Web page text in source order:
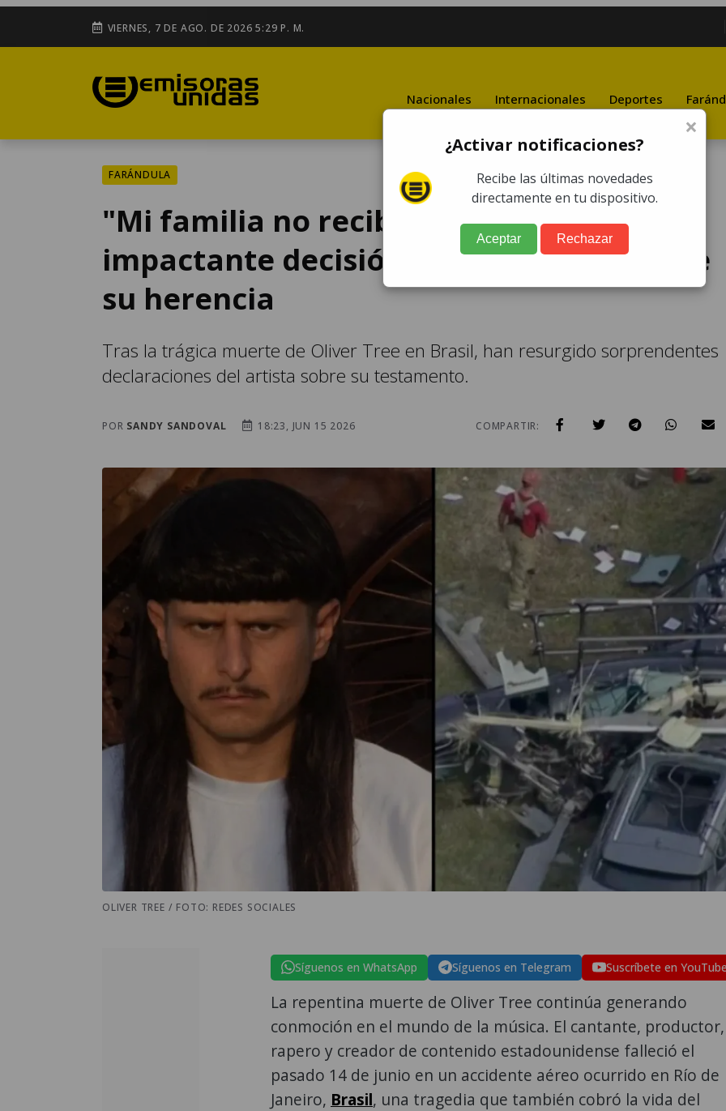
VIERNES, 7 DE AGO. DE 2026 5:29 P. M.
Nacionales Internacionales Deportes
FARÁNDULA
"Mi familia no recibirá ni un centavo": la
impactante decisión de Oliver Tree sobre
su herencia
Tras la trágica muerte de Oliver Tree en Brasil, han resurgido sorprendentes
declaraciones del artista sobre su testamento.
POR SANDY SANDOVAL 18:23, JUN 15 2026 COMPARTIR:
OLIVER TREE / FOTO: REDES SOCIALES
Síguenos en WhatsApp Síguenos en Telegram Suscríbete en
La repentina muerte de Oliver Tree continúa generando
conmoción en el mundo de la música. El cantante, productor,
rapero y creador de contenido estadounidense falleció el
pasado 14 de junio en un accidente aéreo ocurrido en Río de
Janeiro, Brasil, una tragedia que también cobró la vida del
×
¿Activar notificaciones?
Recibe las últimas novedades
directamente en tu dispositivo.
Aceptar Rechazar